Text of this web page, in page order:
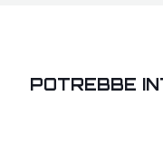
POTREBBE